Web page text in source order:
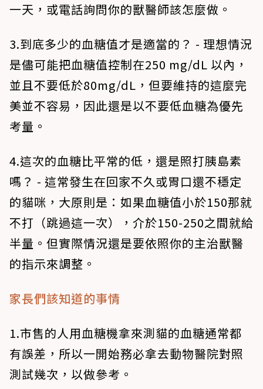
一天，或電話詢問你的獸醫師該怎麼做。
3.到底多少的血糖值才是適當的？ - 理想情況
是儘可能把血糖值控制在250 mg/dL 以內，
並且不要低於80mg/dL，但要維持的這麼完
美並不容易，因此還是以不要低血糖為優先
考量。
4.這次的血糖比平常的低，還是照打胰島素
嗎？ - 這常發生在回家不久或胃口還不穩定
的貓咪，大原則是：如果血糖值小於150那就
不打（跳過這一次），介於150-250之間就給
半量。但實際情況還是要依照你的主治獸醫
的指示來調整。
家長們該知道的事情
1.市售的人用血糖機拿來測貓的血糖通常都
有誤差，所以一開始務必拿去動物醫院對照
測試幾次，以做參考。